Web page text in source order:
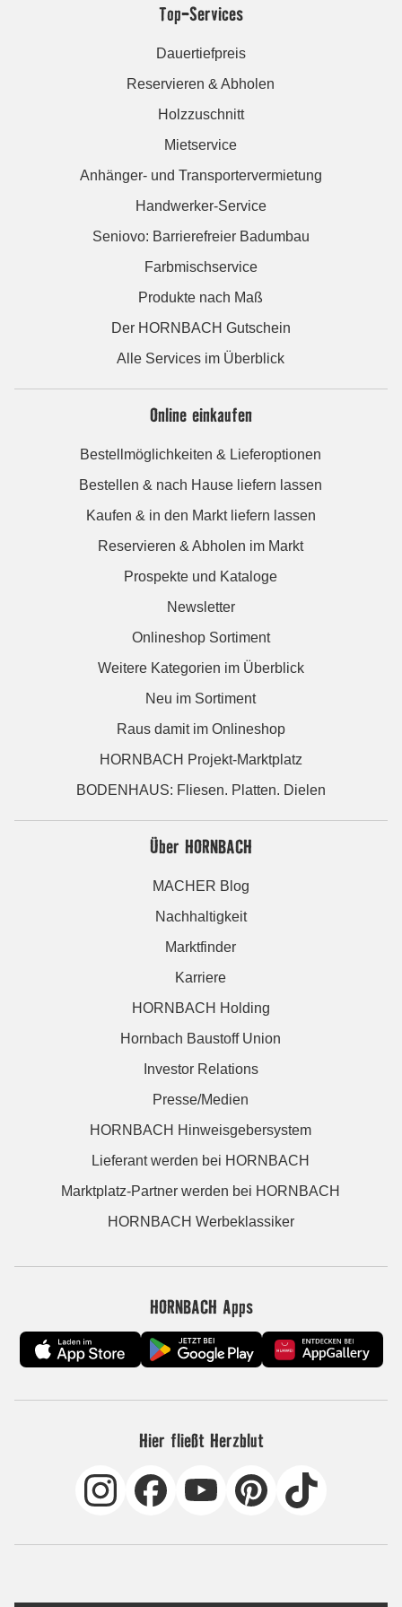
Top-Services
Dauertiefpreis
Reservieren & Abholen
Holzzuschnitt
Mietservice
Anhänger- und Transportervermietung
Handwerker-Service
Seniovo: Barrierefreier Badumbau
Farbmischservice
Produkte nach Maß
Der HORNBACH Gutschein
Alle Services im Überblick
Online einkaufen
Bestellmöglichkeiten & Lieferoptionen
Bestellen & nach Hause liefern lassen
Kaufen & in den Markt liefern lassen
Reservieren & Abholen im Markt
Prospekte und Kataloge
Newsletter
Onlineshop Sortiment
Weitere Kategorien im Überblick
Neu im Sortiment
Raus damit im Onlineshop
HORNBACH Projekt-Marktplatz
BODENHAUS: Fliesen. Platten. Dielen
Über HORNBACH
MACHER Blog
Nachhaltigkeit
Marktfinder
Karriere
HORNBACH Holding
Hornbach Baustoff Union
Investor Relations
Presse/Medien
HORNBACH Hinweisgebersystem
Lieferant werden bei HORNBACH
Marktplatz-Partner werden bei HORNBACH
HORNBACH Werbeklassiker
HORNBACH Apps
Hier fließt Herzblut